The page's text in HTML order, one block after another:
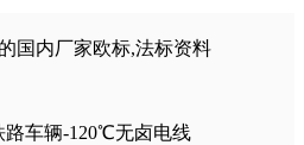
国内厂家欧标,法标资料
路车辆-120℃无卤电线